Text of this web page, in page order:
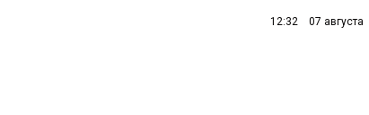
12:32 07 августа